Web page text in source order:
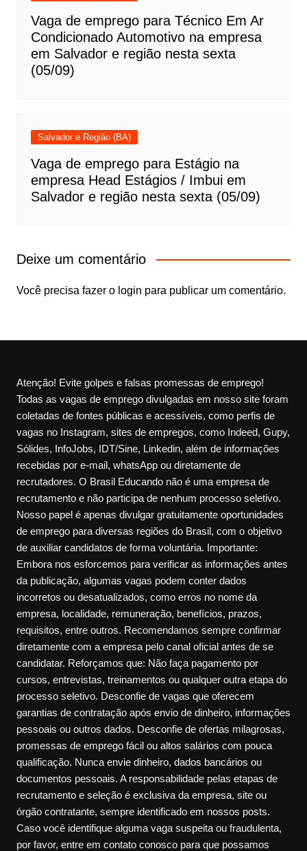
Vaga de emprego para Técnico Em Ar
Condicionado Automotivo na empresa
em Salvador e região nesta sexta
(05/09)
Salvador e Região (BA)
Vaga de emprego para Estágio na
empresa Head Estágios / Imbui em
Salvador e região nesta sexta (05/09)
Deixe um comentário
Você precisa fazer o login para publicar um comentário.
Atenção! Evite golpes e falsas promessas de emprego!
Todas as vagas de emprego divulgadas em nosso site foram
coletadas de fontes públicas e acessíveis, como perfis de
vagas no Instagram, sites de empregos, como Indeed, Gupy,
Sólides, InfoJobs, IDT/Sine, Linkedin, além de informações
recebidas por e-mail, whatsApp ou diretamente de
recrutadores. O Brasil Educando não é uma empresa de
recrutamento e não participa de nenhum processo seletivo.
Nosso papel é apenas divulgar gratuitamente oportunidades
de emprego para diversas regiões do Brasil, com o objetivo
de auxiliar candidatos de forma voluntária. Importante:
Embora nos esforcemos para verificar as informações antes
da publicação, algumas vagas podem conter dados
incorretos ou desatualizados, como erros no nome da
empresa, localidade, remuneração, benefícios, prazos,
requisitos, entre outros. Recomendamos sempre confirmar
diretamente com a empresa pelo canal oficial antes de se
candidatar. Reforçamos que: Não faça pagamento por
cursos, entrevistas, treinamentos ou qualquer outra etapa do
processo seletivo. Desconfie de vagas que oferecem
garantias de contratação após envio de dinheiro, informações
pessoais ou outros dados. Desconfie de ofertas milagrosas,
promessas de emprego fácil ou altos salários com pouca
qualificação. Nunca envie dinheiro, dados bancários ou
documentos pessoais. A responsabilidade pelas etapas de
recrutamento e seleção é exclusiva da empresa, site ou
órgão contratante, sempre identificado em nossos posts.
Caso você identifique alguma vaga suspeita ou fraudulenta,
por favor, entre em contato conosco para que possamos